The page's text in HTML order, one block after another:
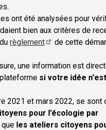
ont été analysées pour
bien aux critères de
règlement
de cette
une information est
si votre idée
2021 et mars 2022, se sont
pour l’écologie par
les ateliers citoyens